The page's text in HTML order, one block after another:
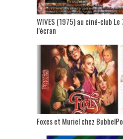
WIVES (1975) au ciné-club
l’écran
Foxes et Muriel chez